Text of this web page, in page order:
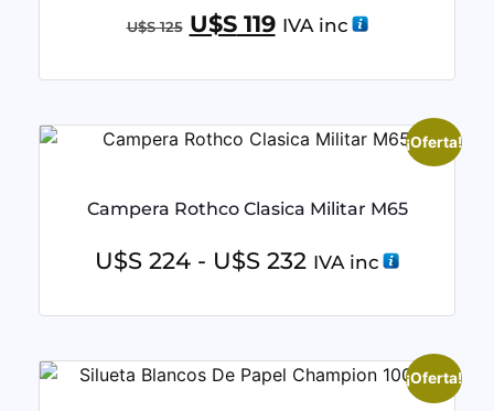
Valorado con
5.00
U$S125 U$S119 IVA inc
¡Oferta!
Campera Rothco Clasica Militar M65
U$S 224 - U$S 232 IVA inc
¡Oferta!